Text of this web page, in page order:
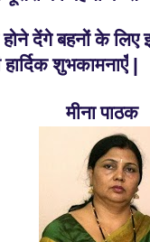
देंगे बहनों के लिए
शुभकामनाएँ |
मीना पाठक